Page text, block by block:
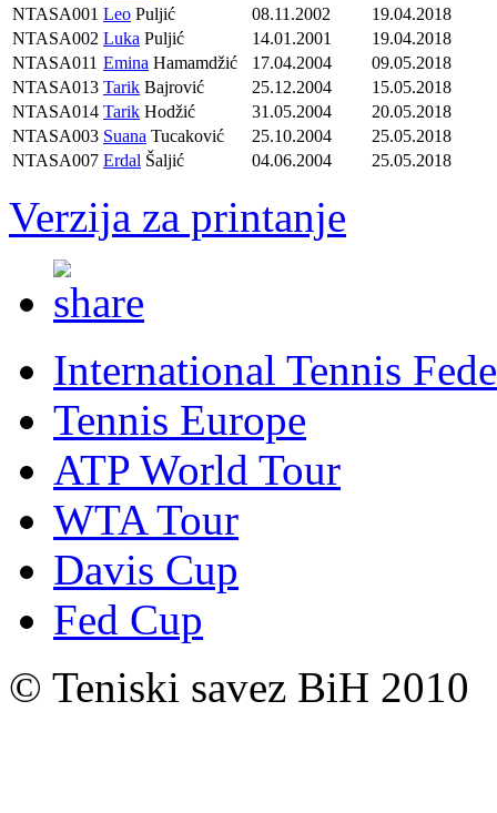
NTASA001 Leo Puljić 08.11.2002
19.04.2018
NTASA002 Luka Puljić 14.01.2001
19.04.2018
NTASA011 Emina Hamamdžić 17.04.2004
09.05.2018
NTASA013 Tarik Bajrović 25.12.2004
15.05.2018
NTASA014 Tarik Hodžić 31.05.2004
20.05.2018
NTASA003 Suana Tucaković 25.10.2004
25.05.2018
NTASA007 Erdal Šaljić 04.06.2004 25.05.2018
Verzija za printanje
International Tennis
Tennis Europe
ATP World Tour
WTA Tour
Davis Cup
Fed Cup
© Teniski savez BiH 2010